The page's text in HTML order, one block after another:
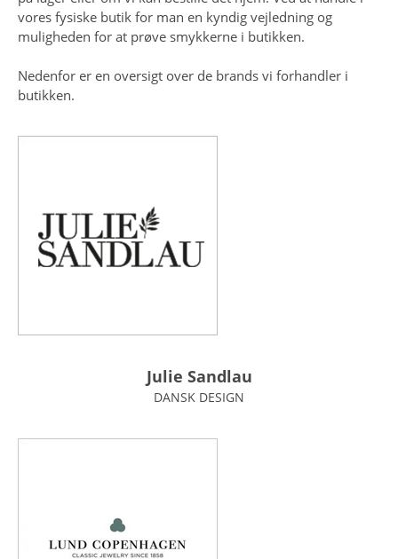
vores fysiske butik for man en kyndig vejledning og
muligheden for at prøve smykkerne i butikken.
Nedenfor er en oversigt over de brands vi forhandler i
butikken.
Julie Sandlau
DANSK DESIGN